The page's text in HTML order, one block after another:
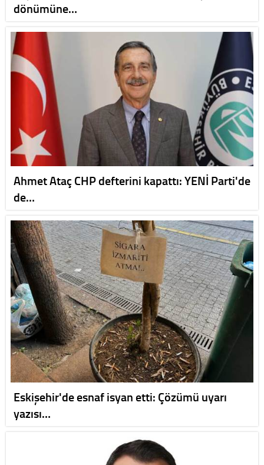
dönümüne…
Ahmet Ataç CHP defterini kapattı: YENİ Parti'de
de…
Eskişehir'de esnaf isyan etti: Çözümü uyarı
yazısı…